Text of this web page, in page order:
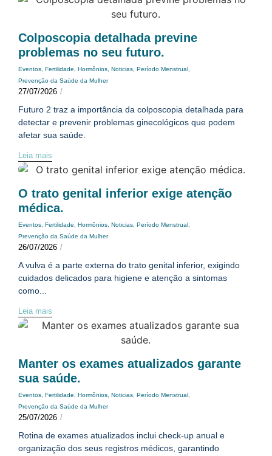
Colposcopia detalhada previne
problemas no seu futuro.
Eventos Fertilidade Hormônios Noticias Período Menstrual
Prevenção da Saúde da Mulher
27/07/2026 /
Futuro 2 traz a importância da colposcopia detalhada para
detectar e prevenir problemas ginecológicos que podem
afetar sua saúde.
Leia mais
O trato genital inferior exige atenção
médica.
Eventos Fertilidade Hormônios Noticias Período Menstrual
Prevenção da Saúde da Mulher
26/07/2026 /
A vulva é a parte externa do trato genital inferior, exigindo
cuidados delicados para higiene e atenção a sintomas
como...
Leia mais
Manter os exames atualizados garante
sua saúde.
Eventos Fertilidade Hormônios Noticias Período Menstrual
Prevenção da Saúde da Mulher
25/07/2026 /
Rotina de exames atualizados inclui check-up anual e
organização dos seus registros médicos, garantindo